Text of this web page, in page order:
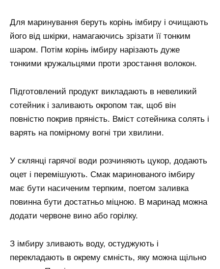
Для маринування беруть корінь імбиру і очищають
його від шкірки, намагаючись зрізати її тонким
шаром. Потім корінь імбиру нарізають дуже
тонкими кружальцями проти зростання волокон.
Підготовлений продукт викладають в невеликий
сотейник і заливають окропом так, щоб він
повністю покрив пряність. Вміст сотейника солять і
варять на помірному вогні три хвилини.
У склянці гарячої води розчиняють цукор, додають
оцет і перемішують. Смак маринованого імбиру
має бути насиченим терпким, поетом заливка
повинна бути достатньо міцною. В маринад можна
додати червоне вино або горілку.
З імбиру зливають воду, остуджують і
перекладають в окрему ємність, яку можна щільно